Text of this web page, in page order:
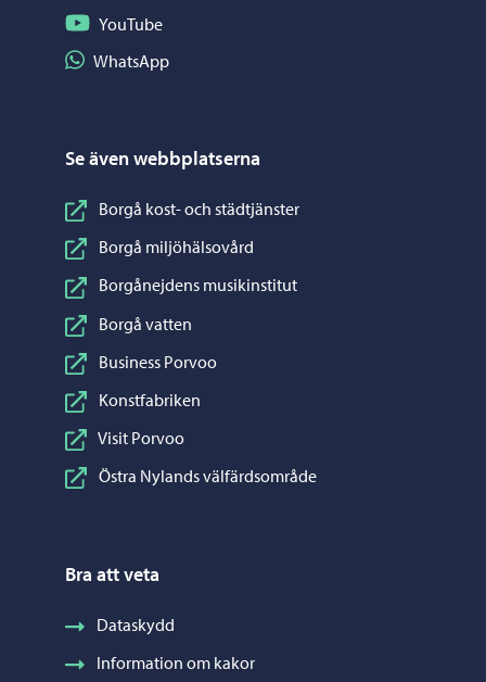
Följ på YouTube
YouTube
Dela på WhatsApp
WhatsApp
Se även webbplatserna
Borgå kost- och städtjänster
Borgå miljöhälsovård
Borgånejdens musikinstitut
Borgå vatten
Business Porvoo
Konstfabriken
Visit Porvoo
Östra Nylands välfärdsområde
Bra att veta
Dataskydd
Information om kakor